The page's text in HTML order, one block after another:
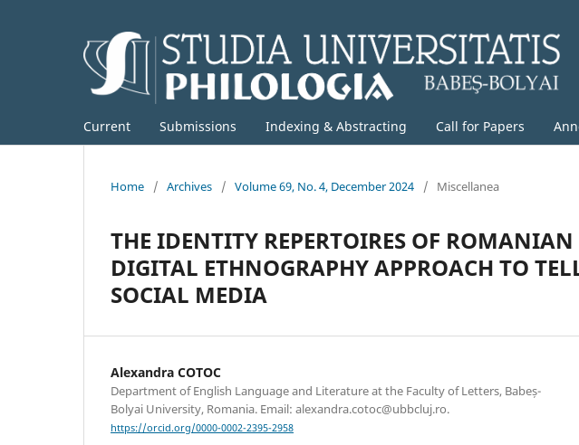
Current Submissions Indexing & Abstracting Call for Papers
Home / Archives / Volume 69, No. 4, December 2024 / Miscellanea
THE IDENTITY REPERTOIRES OF
DIGITAL ETHNOGRAPHY APPROACH TO
SOCIAL MEDIA
Alexandra COTOC
Department of English Language and Literature at the Faculty of Letters, Babeș-
Bolyai University, Romania. Email: alexandra.cotoc@ubbcluj.ro.
https://orcid.org/0000-0002-2395-2958